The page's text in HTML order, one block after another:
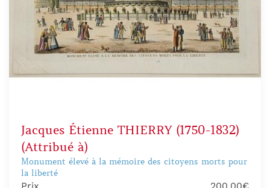
Jacques Étienne THIERRY (1750-1832)
(Attribué à)
Monument élevé à la mémoire des citoyens morts pour
la liberté